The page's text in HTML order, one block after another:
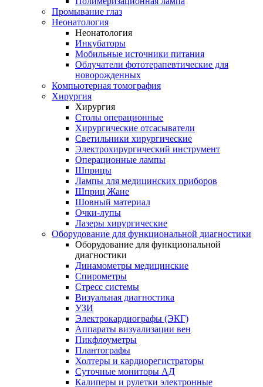
Промывание глаз
Неонатология
Неонатология
Инкубаторы
Мобильные источники питания
Облучатели фототерапевтические для
новорожденных
Компьютерная томография
Хирургия
Хирургия
Столы операционные
Хирургические отсасыватели
Светильники хирургические
Электрохирургический инструмент
Операционные лампы
Шприцы
Лампы для медицинских приборов
Шприц Жане
Шовный материал
Очки-лупы
Лазеры хирургические
Оборудование для функциональной диагностики
Оборудование для функциональной
диагностики
Динамометры медицинские
Спирометры
Стресс системы
Визуальная диагностика
УЗИ
Электрокардиографы (ЭКГ)
Аппараты визуализации вен
Пикфлоуметры
Плантографы
Холтеры и кардиорегистраторы
Суточные мониторы АД
Калиперы и рулетки электронные